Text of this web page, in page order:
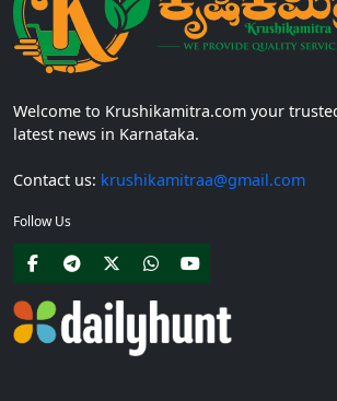
Welcome to Krushikamitra.com your
latest news in Karnataka.
Contact us: krushikamitraa@gmail.com
Follow Us